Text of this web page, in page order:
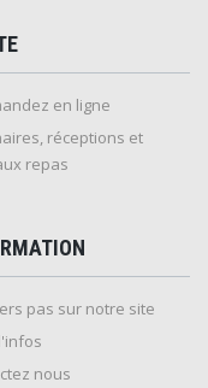
en ligne
réceptions et
repas
pas sur notre site
nous